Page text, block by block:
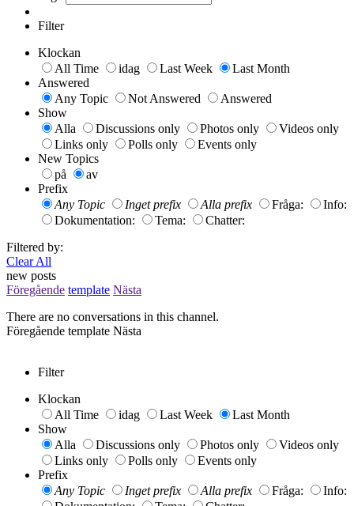
Filter
Klockan
All Time
idag Last Week
Last Month
Answered
Any Topic
Not Answered
Answered
Show
Alla
Discussions only Photos only
Videos only
Links only
Polls only
Events only
New Topics
på
av
Prefix
Any Topic
Inget prefix Alla prefix Fråga:
Info:
Dokumentation:
Tema:
Chatter:
Filtered by:
Clear All
new posts
Föregående template Nästa
There are no conversations in this channel.
Föregående template Nästa
Filter
Klockan
All Time
idag Last Week
Last Month
Show
Alla
Discussions only Photos only
Videos only
Links only
Polls only
Events only
Prefix
Any Topic
Inget prefix Alla prefix Fråga:
Info: